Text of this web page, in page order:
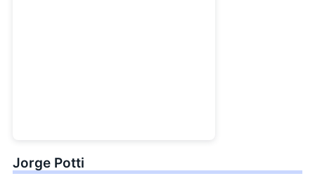
Jorge Potti